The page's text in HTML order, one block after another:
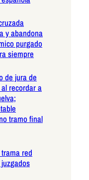
y abandona
purgado
siempre
de jura de
recordar a
tramo final
red